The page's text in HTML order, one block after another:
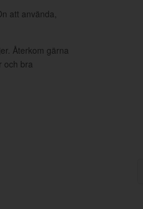
att använda,
Återkom gärna
och bra